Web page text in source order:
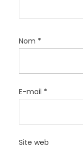
Nom *
E-mail *
Site web